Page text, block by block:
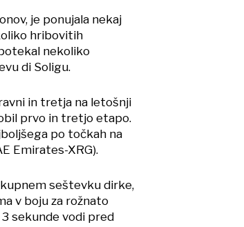
je ponujala nekaj
hribovitih
nekoliko
di Soligu.
in tretja na letošnji
prvo in tretjo etapo.
po točkah na
Emirates-XRG).
seštevku dirke,
v boju za rožnato
sekunde vodi pred